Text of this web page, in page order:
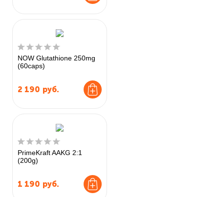
NOW Glutathione 250mg
(60caps)
2 190 руб.
PrimeKraft AAKG 2:1
(200g)
1 190 руб.